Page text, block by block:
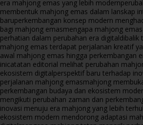
era mahjong emas yang lebih modern
membentuk mahjong emas dalam lanskap
baruperkembangan konsep modern
bagi mahjong emasmengapa mahjong
perhatian dalam perubahan era digitaldibalik
mahjong emas terdapat perjalanan kreatif
awal mahjong emas hingga perkembangan
inicatatan editorial melihat perubahan
ekosistem digitalperspektif baru terhadap
perjalanan mahjong emasmahjong
perkembangan budaya dan ekosistem
mengikuti perubahan zaman dan
inovasi menuju era mahjong yang lebih
ekosistem modern mendorong adaptasi